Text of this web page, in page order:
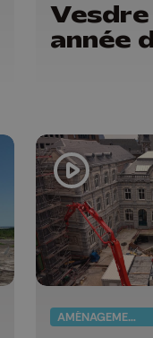
année
AMÉNAGEMENT DU TERRITOIRE